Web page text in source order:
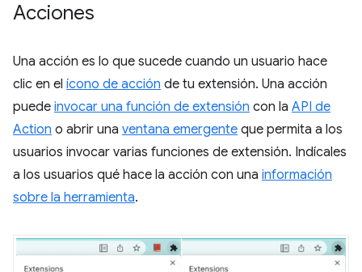
Acciones
Una acción es lo que sucede cuando un usuario hace
clic en el ícono de acción de tu extensión. Una acción
puede invocar una función de extensión con la API de
Action o abrir una ventana emergente que permita a los
usuarios invocar varias funciones de extensión. Indícales
a los usuarios qué hace la acción con una información
sobre la herramienta.